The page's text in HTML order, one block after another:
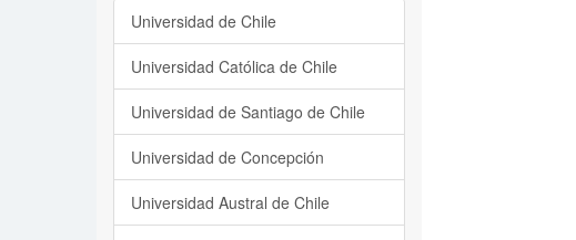
Universidad de Chile
Universidad Católica de Chile
Universidad de Santiago de Chile
Universidad de Concepción
Universidad Austral de Chile